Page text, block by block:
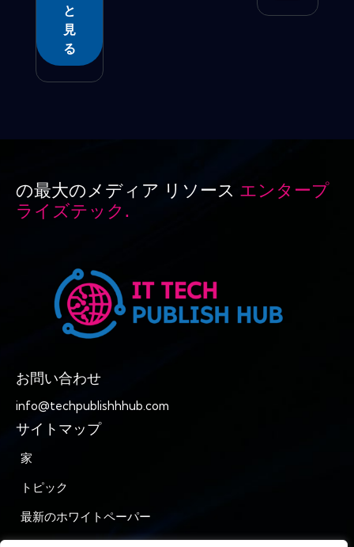
と
見
る
の最大のメディア リソース エンタープ
ライズテック.
お問い合わせ
info@techpublishhhub.com
サイトマップ
家
トピック
最新のホワイトペーパー